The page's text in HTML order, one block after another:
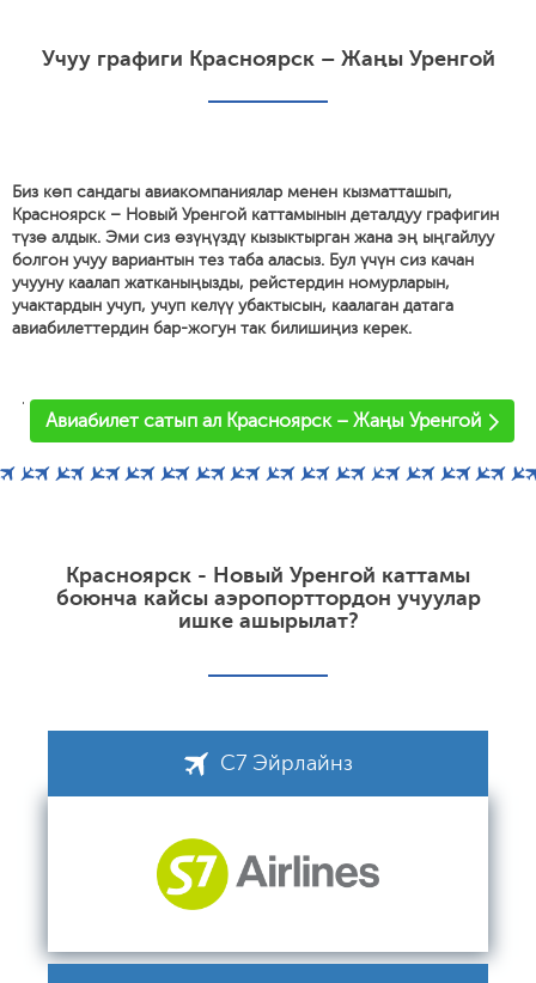
Учуу графиги Красноярск – Жаңы Уренгой
Биз көп сандагы авиакомпаниялар менен кызматташып,
Красноярск – Новый Уренгой каттамынын деталдуу графигин
түзө алдык. Эми сиз өзүңүздү кызыктырган жана эң ыңгайлуу
болгон учуу вариантын тез таба аласыз. Бул үчүн сиз качан
учууну каалап жатканыңызды, рейстердин номурларын,
учактардын учуп, учуп келүү убактысын, каалаган датага
авиабилеттердин бар-жогун так билишиңиз керек.
'
Авиабилет сатып ал Красноярск – Жаңы Уренгой
Красноярск - Новый Уренгой каттамы
боюнча кайсы аэропорттордон учуулар
ишке ашырылат?
С7 Эйрлайнз